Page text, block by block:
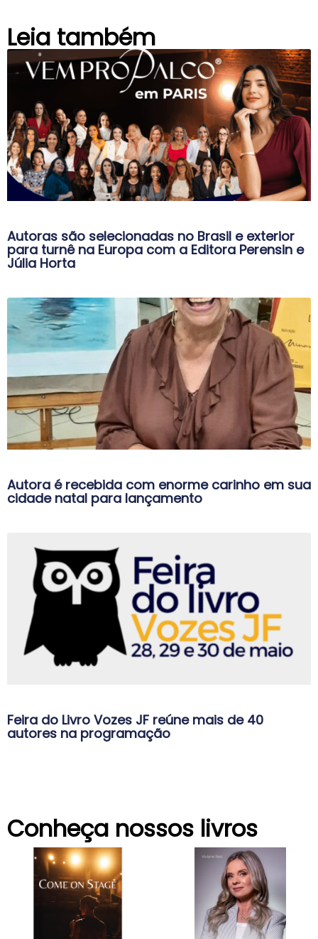
Leia também
Autoras são selecionadas no Brasil e exterior
para turnê na Europa com a Editora Perensin e
Júlia Horta
Autora é recebida com enorme carinho em sua
cidade natal para lançamento
Feira do Livro Vozes JF reúne mais de 40
autores na programação
Conheça nossos livros